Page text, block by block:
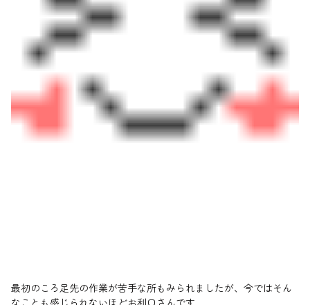
最初のころ足先の作業が苦手な所もみられましたが、今ではそん
なことも感じられないほどお利口さんです